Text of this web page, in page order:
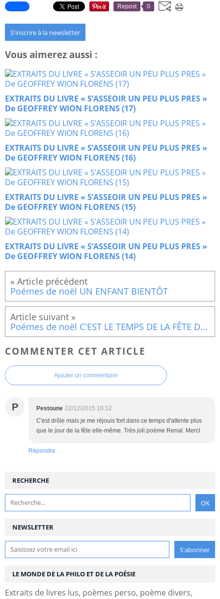
Repost 0
S'inscrire à la newsletter
Vous aimerez aussi :
EXTRAITS DU LIVRE « S’ASSEOIR UN PEU PLUS PRES »
De GEOFFREY WION FLORENS (17)
EXTRAITS DU LIVRE « S’ASSEOIR UN PEU PLUS PRES »
De GEOFFREY WION FLORENS (16)
EXTRAITS DU LIVRE « S’ASSEOIR UN PEU PLUS PRES »
De GEOFFREY WION FLORENS (15)
EXTRAITS DU LIVRE « S’ASSEOIR UN PEU PLUS PRES »
De GEOFFREY WION FLORENS (14)
Poémes de noël UN ENFANT BIENTÔT
Poémes de noël C'EST LE TEMPS DE LA FÊTE DE NOËL
COMMENTER CET ARTICLE
Ajouter un commentaire
P Pestoune 22/12/2015 10:12
C'est drôle mais je me réjouis fort dans ce temps d'attente plus
que le jour de la fête elle-même. Très joli poème Renal. Merci
Répondre
NEWSLETTER
RECHERCHE
LE MONDE DE LA PHILO ET DE LA POÉSIE
Extraits de livres lus, poèmes perso, poème divers,